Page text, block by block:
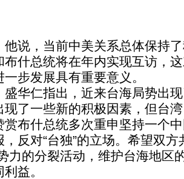
他说，当前中美关系总体保持
布什总统将在年内实现互访，
一步发展具有重要意义。
仁指出，近来台海局势出现
现了一些新的积极因素，但台
赏布什总统多次重申坚持一个
，反对“台独”的立场。希望双
力的分裂活动，维护台海地区
益。